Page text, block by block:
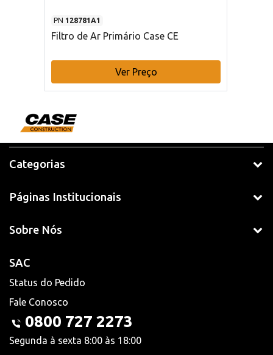
PN 128781A1
Filtro de Ar Primário Case CE
Ver Preço
Categorias
Páginas Institucionais
Sobre Nós
SAC
Status do Pedido
Fale Conosco
0800 727 2273
Segunda à sexta 8:00 às 18:00